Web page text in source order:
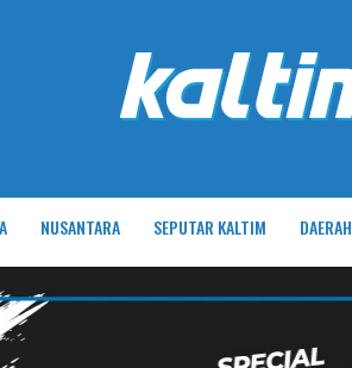
NUSANTARA SEPUTAR KALTIM DAERAH